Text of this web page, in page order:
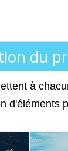
du
à
d'éléments